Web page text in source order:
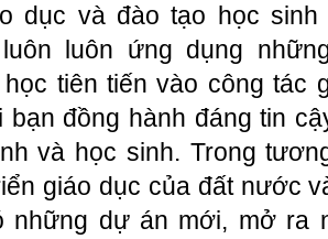
dục và đào tạo học sinh
luôn ứng dụng
tiên tiến vào công tác
bạn đồng hành đáng tin
và học sinh. Trong
giáo dục của đất nước
những dự án mới, mở ra